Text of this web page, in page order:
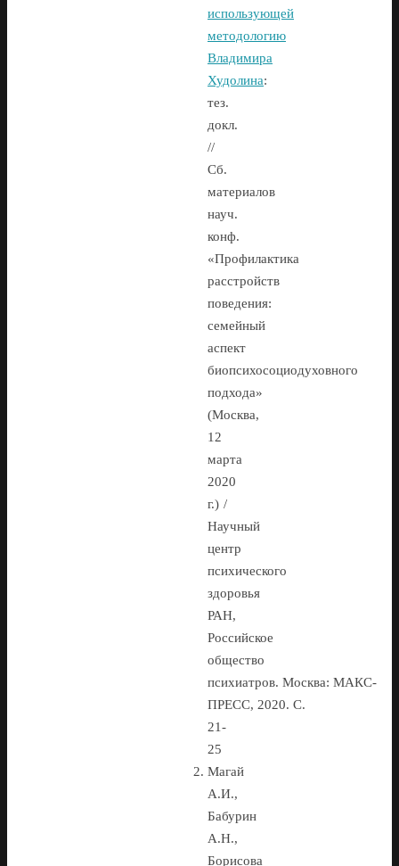
использующей
методологию
Владимира
Худолина:
тез.
докл.
//
Сб.
материалов
науч.
конф.
«Профилактика
расстройств
поведения:
семейный
аспект
биопсихосоциодуховного
подхода»
(Москва,
12
марта
2020
г.) /
Научный
центр
психического
здоровья
РАН,
Российское
общество
психиатров. Москва: МАКС-
ПРЕСС, 2020. С.
21-
25
Магай
А.И.,
Бабурин
А.Н.,
Борисова